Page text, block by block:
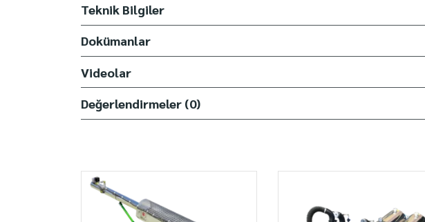
Teknik Bilgiler
Dokümanlar
Videolar
Değerlendirmeler (0)